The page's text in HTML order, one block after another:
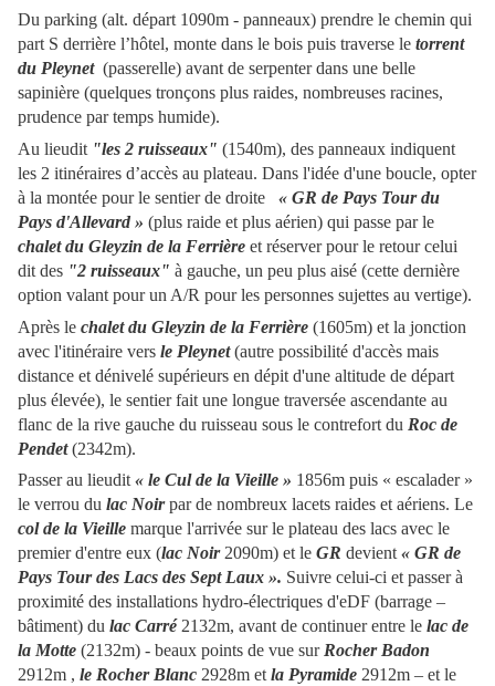
Du parking (alt. départ 1090m - panneaux) prendre le chemin qui
part S derrière l’hôtel, monte dans le bois puis traverse le torrent
du Pleynet (passerelle) avant de serpenter dans une belle
sapinière (quelques tronçons plus raides, nombreuses racines,
prudence par temps humide).
Au lieudit "les 2 ruisseaux" (1540m), des panneaux indiquent
les 2 itinéraires d’accès au plateau. Dans l'idée d'une boucle, opter
à la montée pour le sentier de droite
« GR de Pays Tour du
Pays d'Allevard » (plus raide et plus aérien) qui passe par le
chalet du Gleyzin de la Ferrière et réserver pour le retour celui
dit des "2 ruisseaux" à gauche, un peu plus aisé (cette dernière
option valant pour un A/R pour les personnes sujettes au vertige).
Après le chalet du Gleyzin de la Ferrière (1605m) et la jonction
avec l'itinéraire vers le Pleynet(autre possibilité d'accès mais
distance et dénivelé supérieurs en dépit d'une altitude de départ
plus élevée), le sentier fait une longue traversée ascendante au
flanc de la rive gauche du ruisseau sous le contrefort du Roc de
Pendet(2342m).
Passer au lieudit « le Cul de la Vieille » 1856m puis « escalader »
le verrou du lac Noirpar de nombreux lacets raides et aériens. Le
col de la Vieille marque l'arrivée sur le plateau des lacs avec le
premier d'entre eux (lac Noir 2090m) et le GR devient « GR de
Pays Tour des Lacs des Sept Laux ». Suivre celui-ci et passer à
proximité des installations hydro-électriques d'eDF (barrage –
bâtiment) du lac Carré2132m, avant de continuer entre le lac de
la Motte (2132m) - beaux points de vue sur Rocher Badon
2912m , le Rocher Blanc 2928m et la Pyramide 2912m – et le